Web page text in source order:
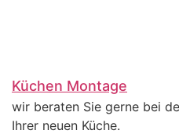
Küchen Montage
wir beraten Sie gerne bei
Ihrer neuen Küche.